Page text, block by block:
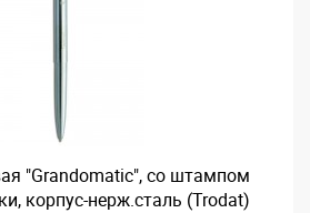
"Grandomatic", со штампом
корпус-нерж.сталь (Trodat)